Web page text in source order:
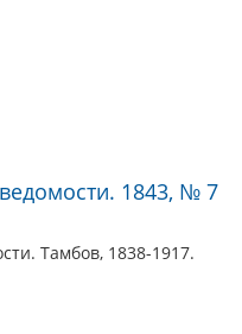
1843, № 7
Тамбов, 1838-1917.